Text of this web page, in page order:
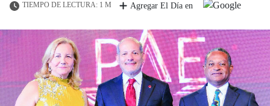
TIEMPO DE LECTURA: 1 M Agregar El Día en